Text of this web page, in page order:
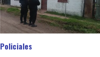
Policiales